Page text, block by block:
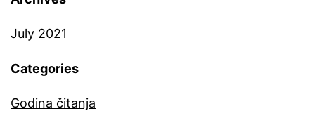
July 2021
Categories
Godina čitanja